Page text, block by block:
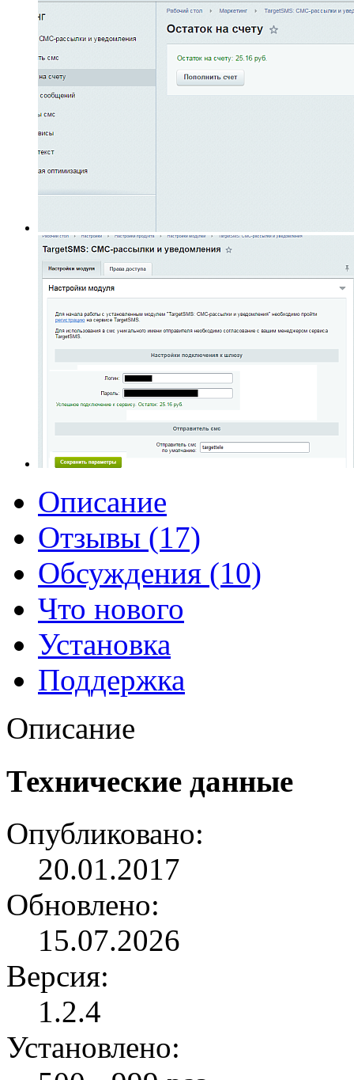
Описание
Отзывы (17)
Обсуждения (10)
Что нового
Установка
Поддержка
Описание
Технические данные
Опубликовано:
20.01.2017
Обновлено:
15.07.2026
Версия:
1.2.4
Установлено: